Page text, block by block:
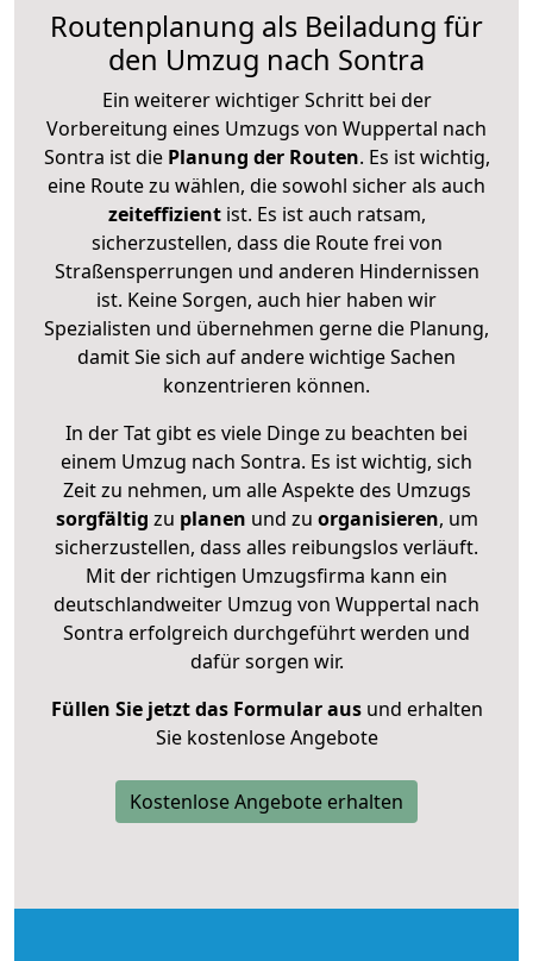
Routenplanung als Beiladung für
den Umzug nach Sontra
Ein weiterer wichtiger Schritt bei der
Vorbereitung eines Umzugs von Wuppertal nach
Sontra ist diePlanung der Routen. Es ist wichtig,
eine Route zu wählen, die sowohl sicher als auch
zeiteffizientist. Es ist auch ratsam,
sicherzustellen, dass die Route frei von
Straßensperrungen und anderen Hindernissen
ist. Keine Sorgen, auch hier haben wir
Spezialisten und übernehmen gerne die Planung,
damit Sie sich auf andere wichtige Sachen
konzentrieren können.
In der Tat gibt es viele Dinge zu beachten bei
einem Umzug nach Sontra. Es ist wichtig, sich
Zeit zu nehmen, um alle Aspekte des Umzugs
sorgfältig zu planen und zu organisieren, um
sicherzustellen, dass alles reibungslos verläuft.
Mit der richtigen Umzugsfirma kann ein
deutschlandweiter Umzug von Wuppertal nach
Sontra erfolgreich durchgeführt werden und
dafür sorgen wir.
Füllen Sie jetzt das Formular ausund erhalten
Sie kostenlose Angebote
Kostenlose Angebote erhalten